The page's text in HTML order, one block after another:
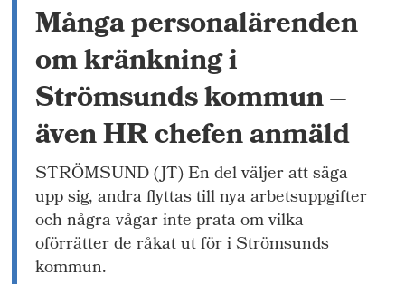
Många personalärenden
om kränkning i
Strömsunds kommun –
även HR chefen anmäld
STRÖMSUND (JT) En del väljer att säga
upp sig, andra flyttas till nya arbetsuppgifter
och några vågar inte prata om vilka
oförrätter de råkat ut för i Strömsunds
kommun.